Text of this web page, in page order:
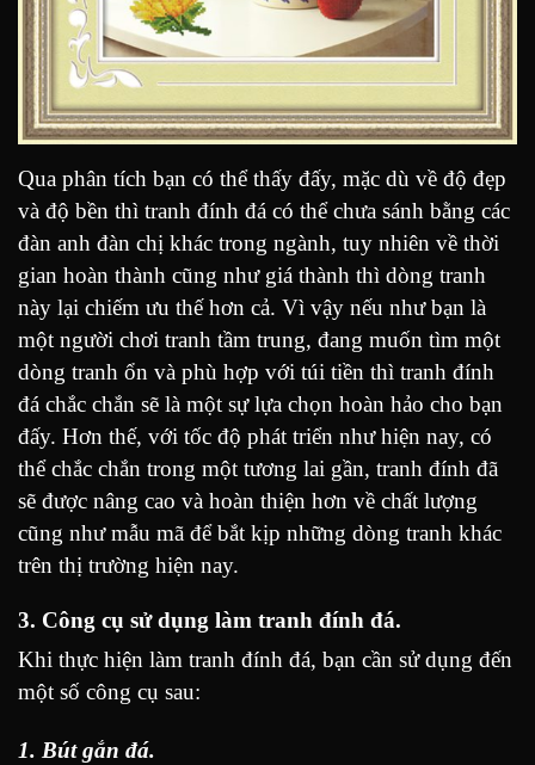
Qua phân tích bạn có thể thấy đấy, mặc dù về độ đẹp
và độ bền thì tranh đính đá có thể chưa sánh bằng các
đàn anh đàn chị khác trong ngành, tuy nhiên về thời
gian hoàn thành cũng như giá thành thì dòng tranh
này lại chiếm ưu thế hơn cả. Vì vậy nếu như bạn là
một người chơi tranh tầm trung, đang muốn tìm một
dòng tranh ổn và phù hợp với túi tiền thì tranh đính
đá chắc chắn sẽ là một sự lựa chọn hoàn hảo cho bạn
đấy. Hơn thế, với tốc độ phát triển như hiện nay, có
thể chắc chắn trong một tương lai gần, tranh đính đã
sẽ được nâng cao và hoàn thiện hơn về chất lượng
cũng như mẫu mã để bắt kịp những dòng tranh khác
trên thị trường hiện nay.
3. Công cụ sử dụng làm tranh đính đá.
Khi thực hiện làm tranh đính đá, bạn cần sử dụng đến
một số công cụ sau:
1. Bút gắn đá.